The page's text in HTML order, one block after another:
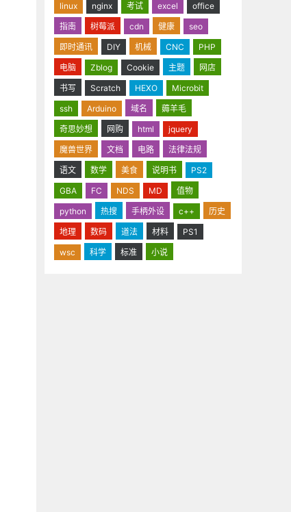
linux
nginx 考试 excel
office
指南
树莓派 cdn 健康
seo
即时通讯
DIY 机械 CNC
PHP
电脑
Zblog Cookie 主题
网店
书写
Scratch HEXO
Microbit
ssh
Arduino 域名
薅羊毛
奇思妙想
网购 html
jquery
魔兽世界
文档 电路
法律法规
语文
数学 美食 说明书
PS2
GBA
FC NDS MD
值物
python
热搜 手柄外设 c++
历史
地理
数码 道法 材料
PS1
wsc
科学 标准 小说